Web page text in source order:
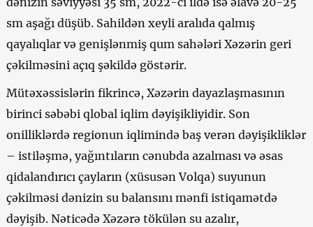
sm aşağı düşüb. Sahildən xeyli aralıda qalmış
qayalıqlar və genişlənmiş qum sahələri Xəzərin geri
çəkilməsini açıq şəkildə göstərir.
Mütəxəssislərin fikrincə, Xəzərin dayazlaşmasının
birinci səbəbi qlobal iqlim dəyişikliyidir. Son
onilliklərdə regionun iqlimində baş verən dəyişikliklər
– istiləşmə, yağıntıların cənubda azalması və əsas
qidalandırıcı çayların (xüsusən Volqa) suyunun
çəkilməsi dənizin su balansını mənfi istiqamətdə
dəyişib. Nəticədə Xəzərə tökülən su azalır,